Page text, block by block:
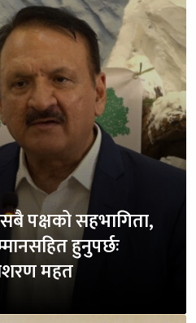
पक्षको सहभागिता,
हुनुपर्छः
महत